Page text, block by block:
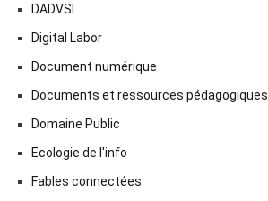
DADVSI
Digital Labor
Document numérique
Documents et ressources pédagogiques
Domaine Public
Ecologie de l'info
Fables connectées